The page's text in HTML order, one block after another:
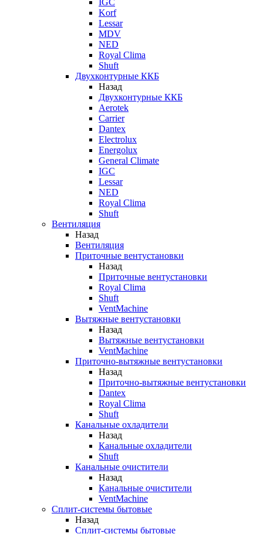
IGC
Korf
Lessar
MDV
NED
Royal Clima
Shuft
Двухконтурные ККБ
Назад
Двухконтурные ККБ
Aerotek
Carrier
Dantex
Electrolux
Energolux
General Climate
IGC
Lessar
NED
Royal Clima
Shuft
Вентиляция
Назад
Вентиляция
Приточные вентустановки
Назад
Приточные вентустановки
Royal Clima
Shuft
VentMachine
Вытяжные вентустановки
Назад
Вытяжные вентустановки
VentMachine
Приточно-вытяжные вентустановки
Назад
Приточно-вытяжные вентустановки
Dantex
Royal Clima
Shuft
Канальные охладители
Назад
Канальные охладители
Shuft
Канальные очистители
Назад
Канальные очистители
VentMachine
Сплит-системы бытовые
Назад
Сплит-системы бытовые